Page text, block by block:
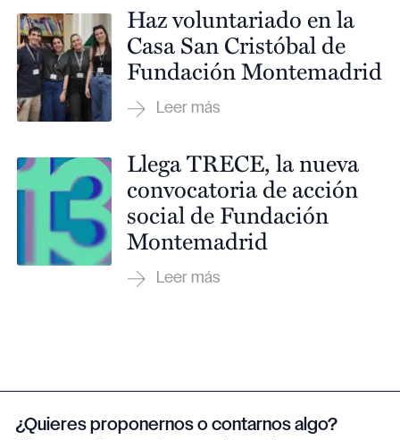
Haz voluntariado en la
Casa San Cristóbal de
Fundación Montemadrid
Llega TRECE, la nueva
convocatoria de acción
social de Fundación
Montemadrid
¿Quieres proponernos o contarnos algo?